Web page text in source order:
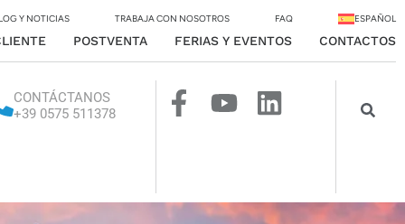
Y NOTICIAS TRABAJA CON NOSOTROS FAQ ESPAÑOL
POSTVENTA FERIAS Y EVENTOS CONTACTOS
CONTÁCTANOS
+39 0575 511378